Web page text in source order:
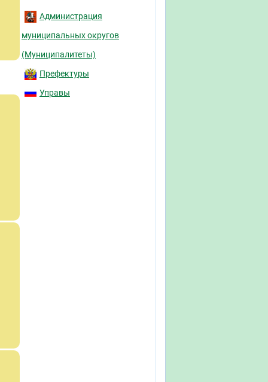
Администрация
муниципальных округов
(Муниципалитеты)
Префектуры
Управы